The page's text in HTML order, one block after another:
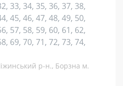
33, 34, 35, 36, 37, 38,
45, 46, 47, 48, 49, 50,
57, 58, 59, 60, 61, 62,
69, 70, 71, 72, 73, 74,
р-н., Борзна м.